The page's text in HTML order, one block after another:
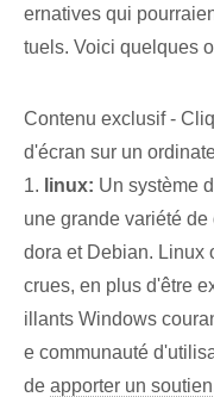
ernatives qui
tuels. Voici quelques
Contenu exclusif -
d'écran sur un
1. linux: Un système
une grande variété
dora et Debian. Linux
crues, en plus d'être
illants Windows
e communauté
de apporter un soutien